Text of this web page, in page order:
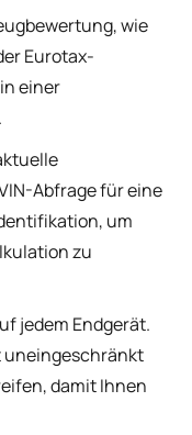
wie
Eurotax-
einer
Abfrage für eine
um
zu
jedem Endgerät.
uneingeschränkt
damit Ihnen